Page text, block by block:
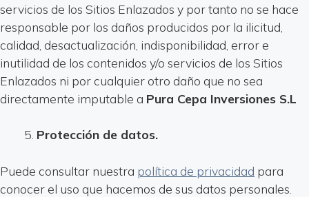
servicios de los Sitios Enlazados y por tanto no se hace
responsable por los daños producidos por la ilicitud,
calidad, desactualización, indisponibilidad, error e
inutilidad de los contenidos y/o servicios de los Sitios
Enlazados ni por cualquier otro daño que no sea
directamente imputable a Pura Cepa Inversiones S.L
Protección de datos.
Puede consultar nuestra política de privacidad para
conocer el uso que hacemos de sus datos personales.